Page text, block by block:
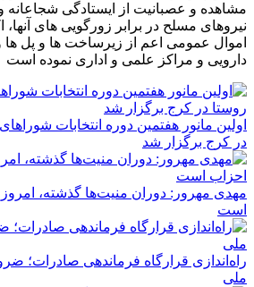
مشاهده و عصبانیت از ایستادگی شجاعانه
نیروهای مسلح در برابر زورگویی های
اموال عمومی اعم از زیرساخت ها و پل
دارویی و مراکز علمی و اداری نموده است
اولین مانور هفتمین دوره انتخابات
در کرج برگزار شد
مهدی مهرور: دوران منیت‌ها گذشته،
است
راه‌اندازی قرارگاه فرماندهی صادرات؛
ملی